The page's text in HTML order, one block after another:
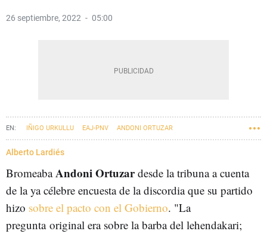
26 septiembre, 2022 05:00
IÑIGO URKULLU EAJ-PNV ANDONI ORTUZAR
Alberto Lardiés
BromeabaAndoni Ortuzardesde la tribuna a cuenta
de la ya célebre encuesta de la discordia que su partido
hizo sobre el pacto con el Gobierno. "La
pregunta original era sobre la barba del lehendakari;